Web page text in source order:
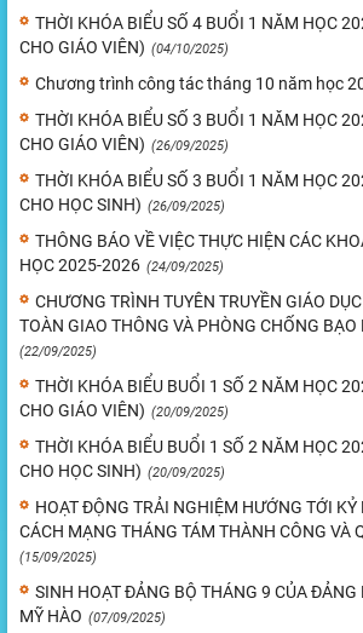
THỜI KHÓA BIỂU SỐ 4 BUỔI 1 NĂM HỌC
CHO GIÁO VIÊN) (04/10/2025)
Chương trình công tác tháng 10 năm học
THỜI KHÓA BIỂU SỐ 3 BUỔI 1 NĂM HỌC
CHO GIÁO VIÊN) (26/09/2025)
THỜI KHÓA BIỂU SỐ 3 BUỔI 1 NĂM HỌC
CHO HỌC SINH) (26/09/2025)
THÔNG BÁO VỀ VIỆC THỰC HIỆN CÁC
HỌC 2025-2026 (24/09/2025)
CHƯƠNG TRÌNH TUYÊN TRUYỀN GIÁO
TOÀN GIAO THÔNG VÀ PHÒNG CHỐNG
(22/09/2025)
THỜI KHÓA BIỂU BUỔI 1 SỐ 2 NĂM HỌC
CHO GIÁO VIÊN) (20/09/2025)
THỜI KHÓA BIỂU BUỔI 1 SỐ 2 NĂM HỌC
CHO HỌC SINH) (20/09/2025)
HOẠT ĐỘNG TRẢI NGHIỆM HƯỚNG TỚI
CÁCH MẠNG THÁNG TÁM THÀNH CÔNG VÀ
(15/09/2025)
SINH HOẠT ĐẢNG BỘ THÁNG 9 CỦA ĐẢNG
MỸ HÀO (07/09/2025)